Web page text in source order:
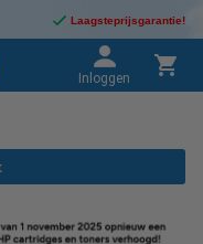
Laagsteprijsgarantie!
Inloggen